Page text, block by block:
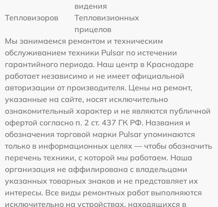
видения
Тепловизоров
Тепловизионных
прицелов
Мы занимаемся ремонтом и техническим
обслуживанием техники Pulsar по истечении
гарантийного периода. Наш центр в Краснодаре
работает независимо и не имеет официальной
авторизации от производителя. Цены на ремонт,
указанные на сайте, носят исключительно
ознакомительный характер и не являются публичной
офертой согласно п. 2 ст. 437 ГК РФ. Названия и
обозначения торговой марки Pulsar упоминаются
только в информационных целях — чтобы обозначить
перечень техники, с которой мы работаем. Наша
организация не аффилирована с владельцами
указанных товарных знаков и не представляет их
интересы. Все виды ремонтных работ выполняются
исключительно на устройствах, находящихся в